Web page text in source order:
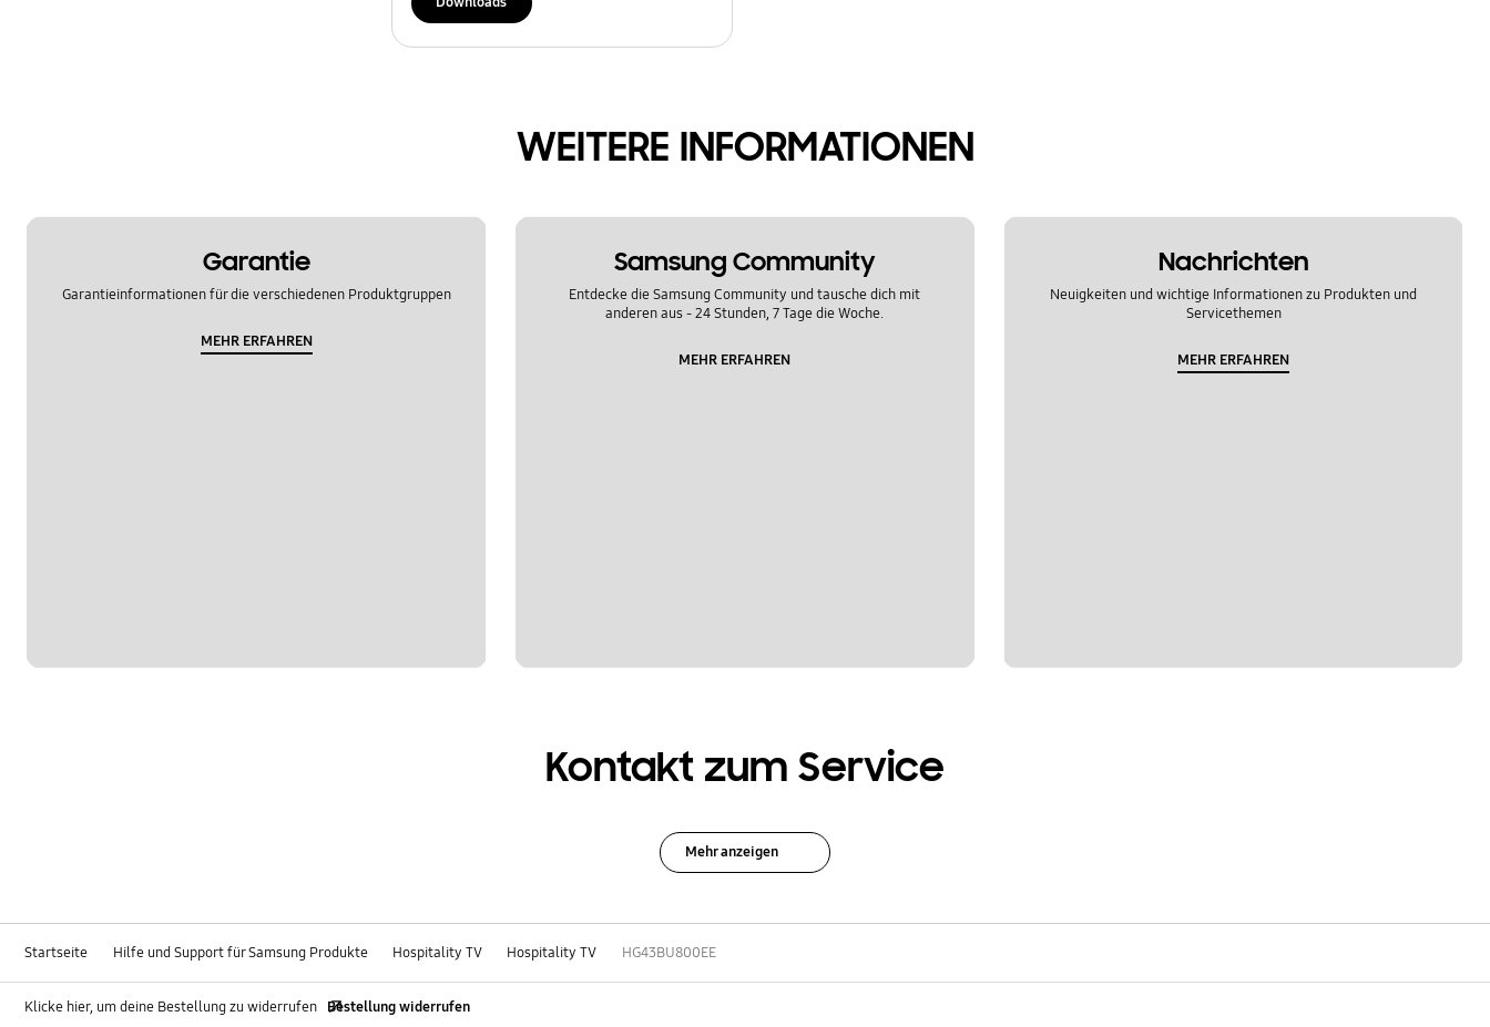
WEITERE INFORMATIONEN
Garantie
Garantieinformationen für die verschiedenen Produktgruppen
MEHR ERFAHREN
Samsung Community
Entdecke die Samsung Community und tausche dich mit
anderen aus - 24 Stunden, 7 Tage die Woche.
MEHR ERFAHREN
Nachrichten
Neuigkeiten und wichtige Informationen zu Produkten und
Servicethemen
MEHR ERFAHREN
Kontakt zum Service
Mehr anzeigen
Startseite Hilfe und Support für Samsung Produkte Hospitality TV Hospitality TV HG43BU800EE
Klicke hier, um deine Bestellung zu widerrufen Bestellung widerrufen